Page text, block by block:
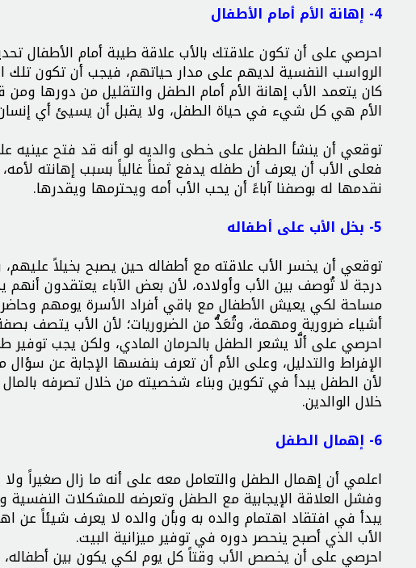
4- إهانة الأم أمام الأطفال
احرصي على أن تكون علاقتك بالأب علاقة طيبة أمام الأطفال
الرواسب النفسية لديهم على مدار حياتهم، فيجب أن تكون
كان يتعمد الأب إهانة الأم أمام الطفل والتقليل من دورها
الأم هي كل شيء في حياة الطفل، ولا يقبل أن يسيئ أي
توقعي أن ينشأ الطفل على خطى والديه لو أنه قد فتح عينيه
فعلى الأب أن يعرف أن طفله يدفع ثمناً غالياً بسبب إهانته
نقدمها له بوصفنا آباءً أن يحب الأب أمه ويحترمها ويقدرها.
5- بخل الأب على أطفاله
توقعي أن يخسر الأب علاقته مع أطفاله حين يصبح بخيلاً
درجة لا تُوصف بين الأب وأولاده، لأن بعض الآباء يعتقدون
مساحة لكي يعيش الأطفال مع باقي أفراد الأسرة يومهم
أشياء ضرورية ومهمة، وتُعَدُّ من الضروريات؛ لأن الأب يتصف
احرصي على ألَّا يشعر الطفل بالحرمان المادي، ولكن يجب
الإفراط والتدليل، وعلى الأم أن تعرف بنفسها الإجابة عن
لأن الطفل يبدأ في تكوين وبناء شخصيته من خلال تصرفه
خلال الوالدين.
6- إهمال الطفل
اعلمي أن إهمال الطفل والتعامل معه على أنه ما زال صغيراً
وفشل العلاقة الإيجابية مع الطفل وتعرضه للمشكلات
يبدأ في افتقاد اهتمام والده به وبأن والده لا يعرف شيئاً عن
الأب الذي أصبح ينحصر دوره في توفير ميزانية البيت.
احرصي على أن يخصص الأب وقتاً كل يوم لكي يكون بين